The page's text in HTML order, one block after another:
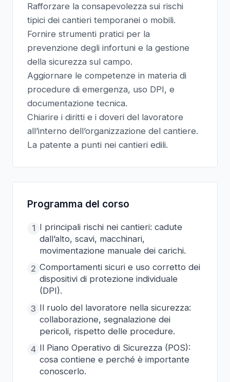
Rafforzare la consapevolezza sui rischi
tipici dei cantieri temporanei o mobili.
Fornire strumenti pratici per la
prevenzione degli infortuni e la gestione
della sicurezza sul campo.
Aggiornare le competenze in materia di
procedure di emergenza, uso DPI, e
documentazione tecnica.
Chiarire i diritti e i doveri del lavoratore
all’interno dell’organizzazione del cantiere.
La patente a punti nei cantieri edili.
Programma del corso
1 I principali rischi nei cantieri: cadute
dall’alto, scavi, macchinari,
movimentazione manuale dei carichi.
2 Comportamenti sicuri e uso corretto dei
dispositivi di protezione individuale
(DPI).
3 Il ruolo del lavoratore nella sicurezza:
collaborazione, segnalazione dei
pericoli, rispetto delle procedure.
4 Il Piano Operativo di Sicurezza (POS):
cosa contiene e perché è importante
conoscerlo.